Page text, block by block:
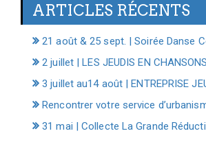
ARTICLES RÉCENTS
21 août & 25 sept. | Soirée Danse
2 juillet | LES JEUDIS EN CHANSONS
3 juillet au14 août | ENTREPRISE
Rencontrer votre service
31 mai | Collecte La Grande